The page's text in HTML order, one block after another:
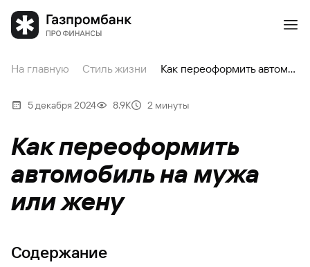
На главную Стиль жизни Как переоформить автомобиль на мужа или жену
5 декабря 2024 8.9К 2 минуты
Как переоформить
автомобиль на мужа
или жену
Содержание